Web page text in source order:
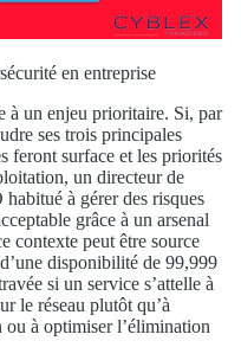
en entreprise
à un enjeu prioritaire. Si, par
ses trois principales
feront surface et les priorités
un directeur de
à gérer des risques
grâce à un arsenal
contexte peut être source
disponibilité de 99,999
si un service s’attelle à
le réseau plutôt qu’à
à optimiser l’élimination